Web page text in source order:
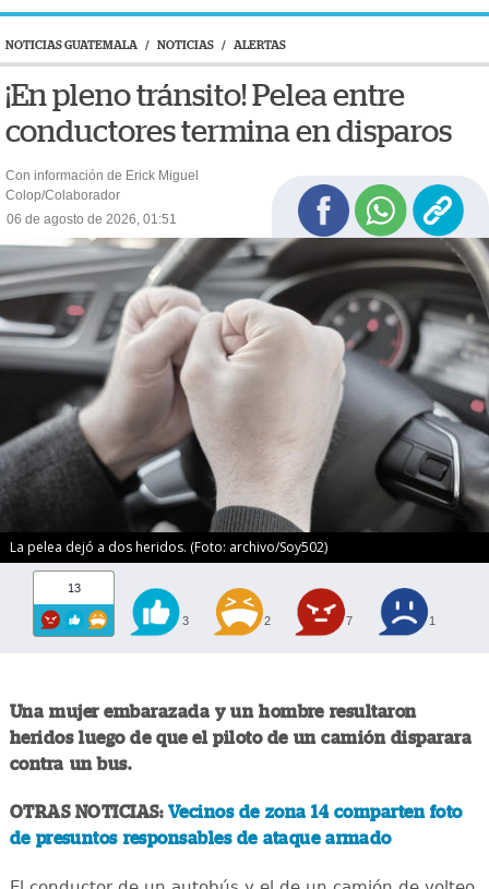
NOTICIAS GUATEMALA / NOTICIAS / ALERTAS
¡En pleno tránsito! Pelea entre
conductores termina en disparos
Con información de Erick Miguel
Colop/Colaborador
06 de agosto de 2026, 01:51
La pelea dejó a dos heridos. (Foto: archivo/Soy502)
13
3 2 7 1
Una mujer embarazada y un hombre resultaron
heridos luego de que el piloto de un camión disparara
contra un bus.
OTRAS NOTICIAS: Vecinos de zona 14 comparten foto
de presuntos responsables de ataque armado